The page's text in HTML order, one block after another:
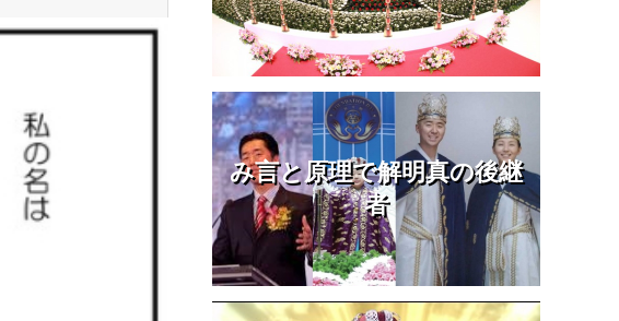
み言と原理で解明真の後継
者